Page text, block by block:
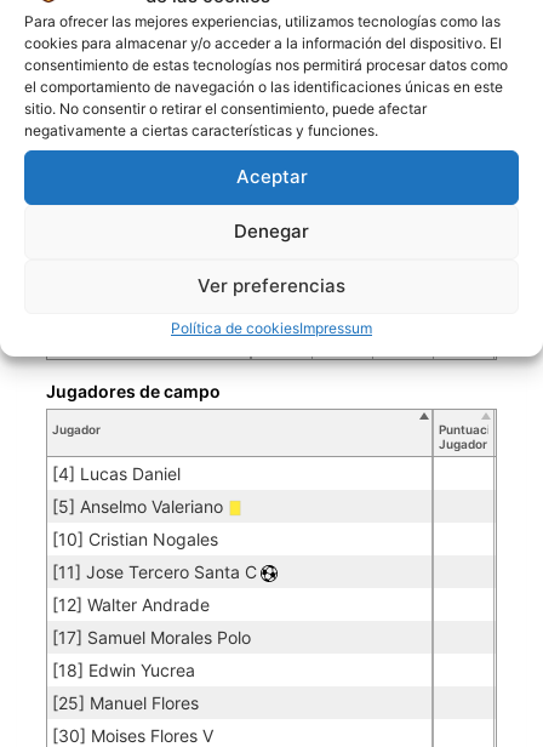
Para ofrecer las mejores experiencias, utilizamos tecnologías como las
cookies para almacenar y/o acceder a la información del dispositivo. El
consentimiento de estas tecnologías nos permitirá procesar datos como
el comportamiento de navegación o las identificaciones únicas en este
sitio. No consentir o retirar el consentimiento, puede afectar
negativamente a ciertas características y funciones.
Aceptar
Denegar
Ver preferencias
Política de cookiesImpressum
[14] Lionel Ricardo Mamani
[15] Janfy Josue Salgado
[16] Freddy Santos
[20] Willy Santos
SAN MIGUEL DE UNCIA
Puntuación
Jugador
Promedio
Po
[23] Reynaldo Ayoroa 0.00
Jugador
Puntuación
Jugador
[4] Lucas Daniel
[5] Anselmo Valeriano
[10] Cristian Nogales
[11] Jose Tercero Santa C
[12] Walter Andrade
[17] Samuel Morales Polo
[18] Edwin Yucrea
[25] Manuel Flores
[30] Moises Flores V
Jugadores de campo